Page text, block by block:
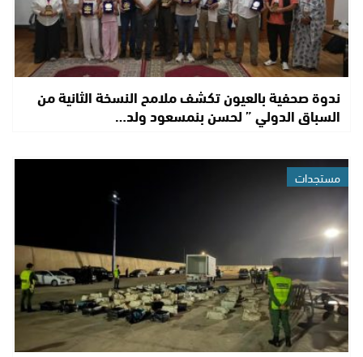
ندوة صحفية بالعيون تكشف ملامح النسخة الثانية من
السباق الدولي ” لحسن بنمسعود ولد…
مستجدات